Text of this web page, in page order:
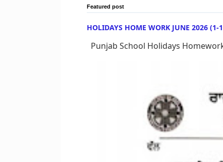
Featured post
HOLIDAYS HOME WORK JUNE 2026
Punjab School Holidays